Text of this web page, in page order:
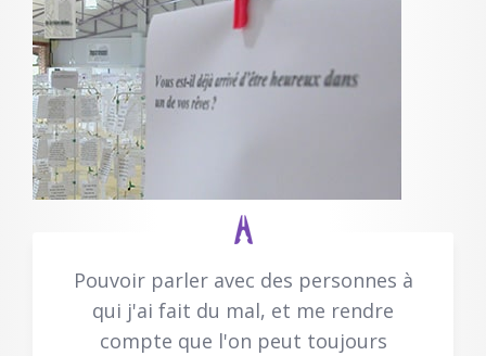
Pouvoir parler avec des personnes à
qui j'ai fait du mal, et me rendre
compte que l'on peut toujours